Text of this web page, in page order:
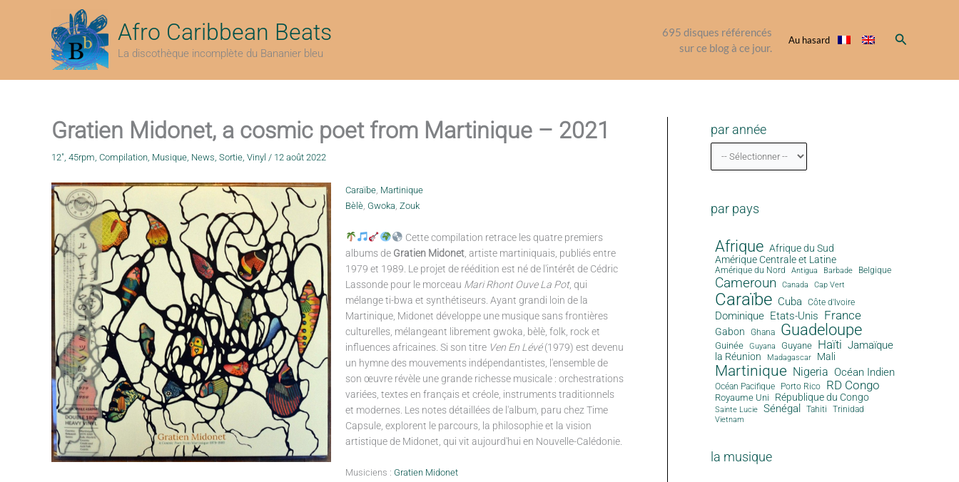
Afro Caribbean Beats
La discothèque incomplète du Bananier bleu
695 disques référencés
sur ce blog à ce jour.
Au hasard Rechercher
Gratien Midonet, a cosmic poet from Martinique – 2021
12", 45rpm, Compilation, Musique, News, Sortie, Vinyl / 12 août 2022
Caraïbe, Martinique
Bèlè, Gwoka, Zouk
Cette compilation retrace les quatre premiers
albums de Gratien Midonet, artiste martiniquais, publiés entre
1979 et 1989. Le projet de réédition est né de l'intérêt de Cédric
Lassonde pour le morceau Mari Rhont Ouve La Pot, qui
mélange ti-bwa et synthétiseurs. Ayant grandi loin de la
Martinique, Midonet développe une musique sans frontières
culturelles, mélangeant librement gwoka, bèlè, folk, rock et
influences africaines. Si son titre Ven En Lévé(1979) est devenu
un hymne des mouvements indépendantistes, l'ensemble de
son œuvre révèle une grande richesse musicale : orchestrations
variées, textes en français et créole, instruments traditionnels
et modernes. Les notes détaillées de l'album, paru chez Time
Capsule, explorent le parcours, la philosophie et la vision
artistique de Midonet, qui vit aujourd'hui en Nouvelle-Calédonie.
Musiciens : Gratien Midonet
par année
par pays
Afrique Afrique du Sud
Amérique Centrale et Latine
Amérique du Nord Antigua Barbade Belgique
Cameroun Canada Cap Vert
Caraïbe Cuba Côte d'Ivoire
Dominique Etats-Unis France
Gabon Ghana Guadeloupe
Guinée Guyana Guyane Haïti Jamaïque
la Réunion Madagascar Mali
Martinique Nigeria Océan Indien
Océan Pacifique Porto Rico RD Congo
Royaume Uni République du Congo
Sainte Lucie Sénégal Tahiti Trinidad
Vietnam
la musique